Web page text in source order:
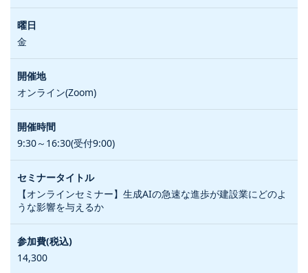
金
オンライン(Zoom)
9:30～16:30(受付9:00)
【オンラインセミナー】生成AIの急速な進歩が建設業にどのよ
うな影響を与えるか
14,300